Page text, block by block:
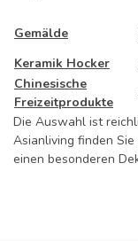
Gemälde
Keramik Hocker
Chinesische
Freizeitprodukte
Die Auswahl ist
Asianliving finden
einen besonderen